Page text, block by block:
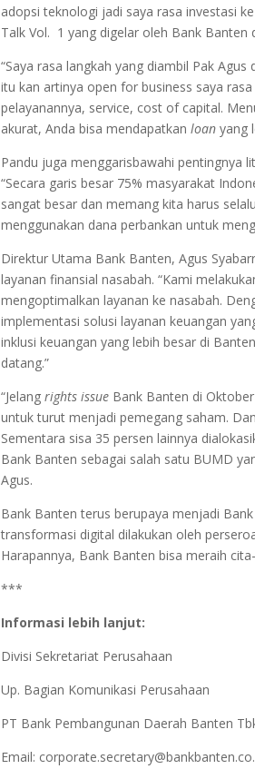
adopsi teknologi jadi saya rasa investasi
Talk Vol. 1 yang digelar oleh Bank Banten
“Saya rasa langkah yang diambil Pak
itu kan artinya open for business saya
pelayanannya, service, cost of capital.
akurat, Anda bisa mendapatkanloan yang
Pandu juga menggarisbawahi pentingnya
“Secara garis besar 75% masyarakat
sangat besar dan memang kita harus
menggunakan dana perbankan untuk
Direktur Utama Bank Banten, Agus
layanan finansial nasabah. “Kami
mengoptimalkan layanan ke nasabah.
implementasi solusi layanan keuangan
inklusi keuangan yang lebih besar di
datang.”
“Jelangrights issue Bank Banten di
untuk turut menjadi pemegang saham.
Sementara sisa 35 persen lainnya
Bank Banten sebagai salah satu BUMD
Agus.
Bank Banten terus berupaya menjadi
transformasi digital dilakukan oleh
Harapannya, Bank Banten bisa meraih
***
Informasi lebih lanjut:
Divisi Sekretariat Perusahaan
Up. Bagian Komunikasi Perusahaan
PT Bank Pembangunan Daerah Banten
Email: